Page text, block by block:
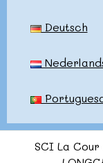
Deutsch
SCI La